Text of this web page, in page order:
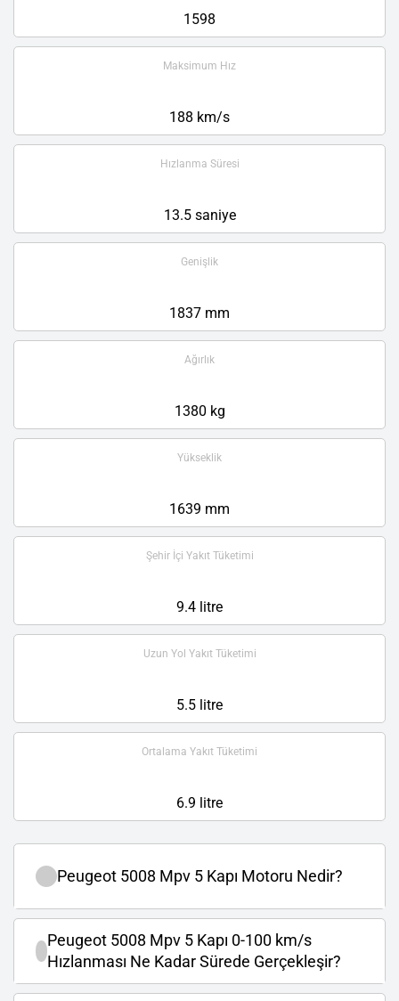
1598
Maksimum Hız
188 km/s
Hızlanma Süresi
13.5 saniye
Genişlik
1837 mm
Ağırlık
1380 kg
Yükseklik
1639 mm
Şehir İçi Yakıt Tüketimi
9.4 litre
Uzun Yol Yakıt Tüketimi
5.5 litre
Ortalama Yakıt Tüketimi
6.9 litre
Peugeot 5008 Mpv 5 Kapı Motoru Nedir?
Peugeot 5008 Mpv 5 Kapı 0-100 km/s
Hızlanması Ne Kadar Sürede Gerçekleşir?